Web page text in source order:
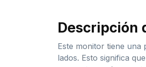
Descripción
Este monitor tiene
lados. Esto significa